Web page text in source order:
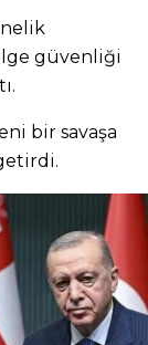
güvenliği
bir savaşa